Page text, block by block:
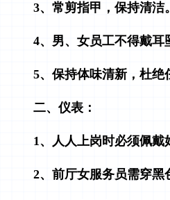
3、常剪指甲，保持清洁
4、男、女员工不得戴耳
5、保持体味清新，杜绝
二、仪表：
1、人人上岗时必须佩戴
2、前厅女服务员需穿黑